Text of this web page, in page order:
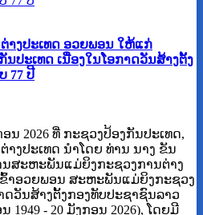
ງປະເທດ ອວຍພອນ ໃຫ້ແກ່
ປະເທດ ເນື່ອງໃນໂອກາດວັນສ້າງຕັ້ງ
77 ປີ
ນ 2026 ທີ່ ກະຊວງປ້ອງກັນປະເທດ,
ງປະເທດ ນໍາໂດຍ ທ່ານ ນາງ ຂັນ
ນສະຫະພັນແມ່ຍິງກະຊວງການຕ່າງ
າອວຍພອນ ສະຫະພັນແມ່ຍິງກະຊວງ
ດວັນສ້າງຕັ້ງກອງທັບປະຊາຊົນລາວ
1949 - 20 ມັງກອນ 2026), ໂດຍມີ